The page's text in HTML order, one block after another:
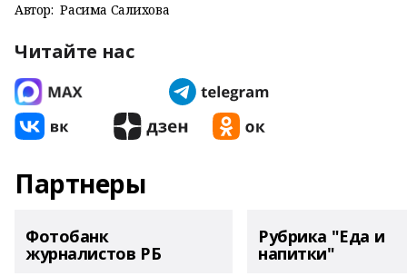
Автор: Расима Салихова
Читайте нас
Партнеры
Фотобанк
журналистов РБ
Рубрика "Еда и
напитки"